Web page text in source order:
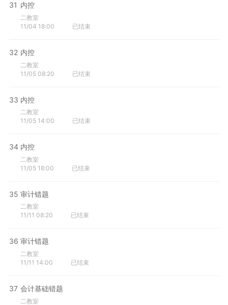
31 内控
二教室
11/04 18:00
已结束
32 内控
二教室
11/05 08:20
已结束
33 内控
二教室
11/05 14:00
已结束
34 内控
二教室
11/05 18:00
已结束
35 审计错题
二教室
11/11 08:20
已结束
36 审计错题
二教室
11/11 14:00
已结束
37 会计基础错题
二教室